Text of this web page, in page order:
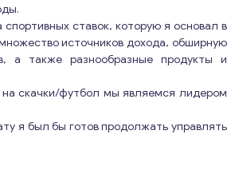
ставок, которую я основал в
источников дохода, обширную
а также разнообразные продукты и
на скачки/футбол мы являемся лидером
я был бы готов продолжать управлять